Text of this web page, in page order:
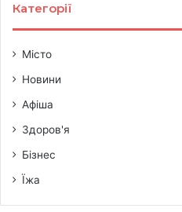
Категорії
Місто
Новини
Афіша
Здоров'я
Бізнес
Їжа